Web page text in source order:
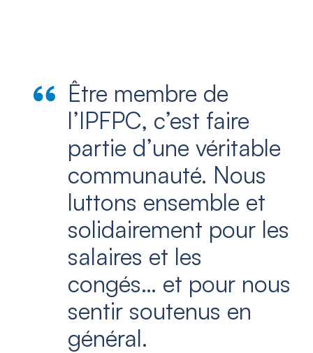
Être membre de
l’IPFPC, c’est faire
partie d’une véritable
communauté. Nous
luttons ensemble et
solidairement pour les
salaires et les
congés… et pour nous
sentir soutenus en
général.